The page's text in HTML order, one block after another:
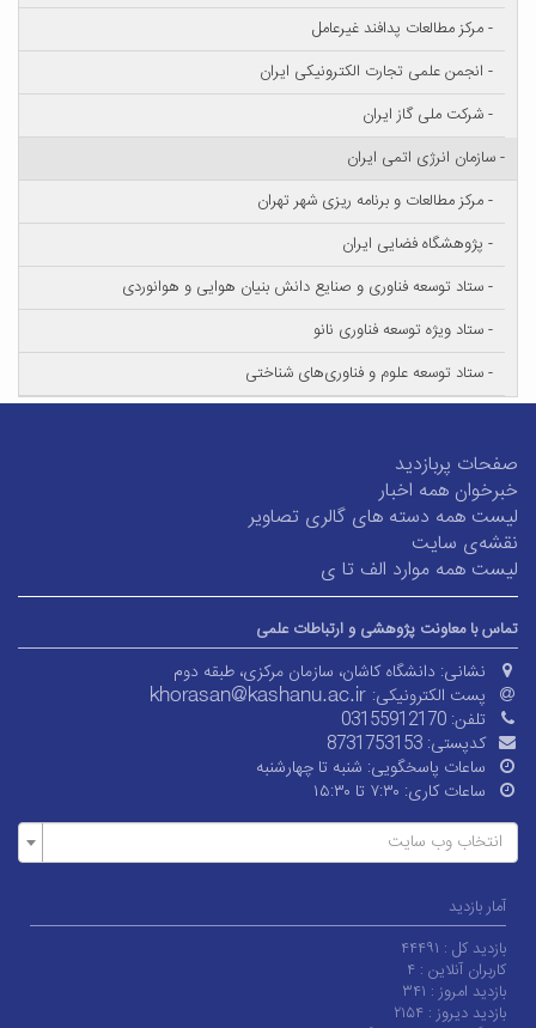
- مرکز مطالعات پدافند غیرعامل
- انجمن علمی تجارت الکترونیکی ایران
- شرکت ملی گاز ایران
- سازمان انرژی اتمی ایران
- مرکز مطالعات و برنامه ریزی شهر تهران
- پژوهشگاه فضایی ایران
- ستاد توسعه فناوری و صنایع دانش بنیان هوایی و هوانوردی
- ستاد ویژه توسعه فناوری‌ نانو
- ستاد توسعه علوم و فناوری‌های‌ شناختی
صفحات پربازدید
خبرخوان همه اخبار
لیست همه دسته های گالری تصاویر
نقشه‌ی سایت
لیست همه موارد الف تا ی
تماس با معاونت پژوهشی و ارتباطات علمی
نشانی: دانشگاه کاشان، سازمان مرکزی، طبقه دوم
پست الکترونیکی:
تلفن: 03155912170
کدپستی: 8731753153
ساعات پاسخگویی: شنبه تا چهارشنبه
ساعات کاری: ۷:۳۰ تا ۱۵:۳۰
انتخاب وب سایت
آمار بازدید
بازدید کل : ۴۴۴۹۱
کاربران آنلاین : ۴
بازدید امروز : ۳۴۱
بازدید دیروز : ۲۱۵۴